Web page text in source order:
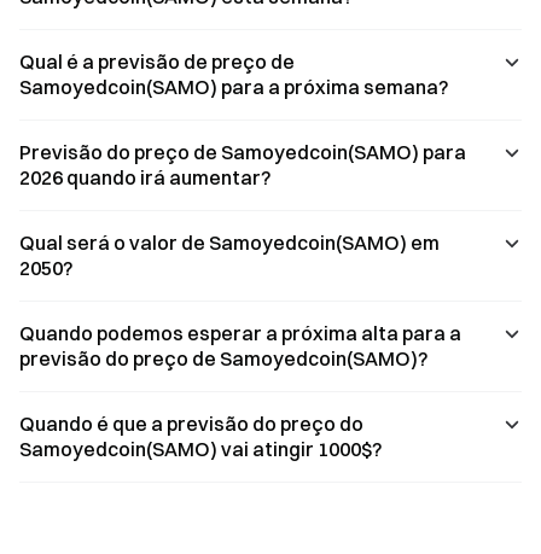
Qual é a previsão de preço de
Samoyedcoin(SAMO) para a próxima semana?
Previsão do preço de Samoyedcoin(SAMO) para
2026 quando irá aumentar?
Qual será o valor de Samoyedcoin(SAMO) em
2050?
Quando podemos esperar a próxima alta para a
previsão do preço de Samoyedcoin(SAMO)?
Quando é que a previsão do preço do
Samoyedcoin(SAMO) vai atingir 1000$?